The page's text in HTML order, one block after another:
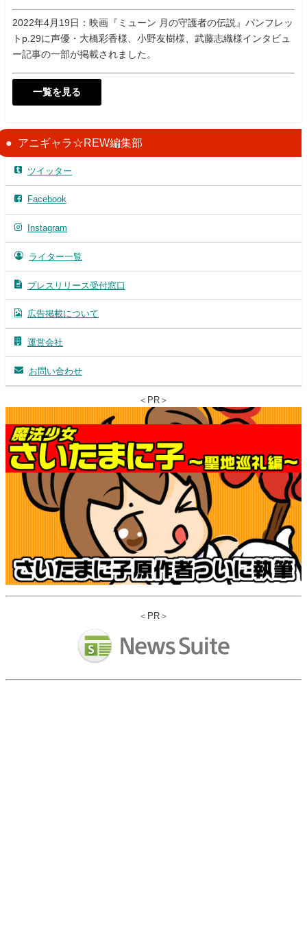
2022年4月19日：映画『ミューン 月の守護者の伝説』パンフレッ
トp.29に声優・大橋彩香様、小野友樹様、武藤志織様インタビュ
ー記事の一部が掲載されました。
一覧を見る
アニギャラ☆REW編集部
ツイッター
Facebook
Instagram
ライター一覧
プレスリリース受付窓口
広告掲載について
運営会社
お問い合わせ
＜PR＞
＜PR＞